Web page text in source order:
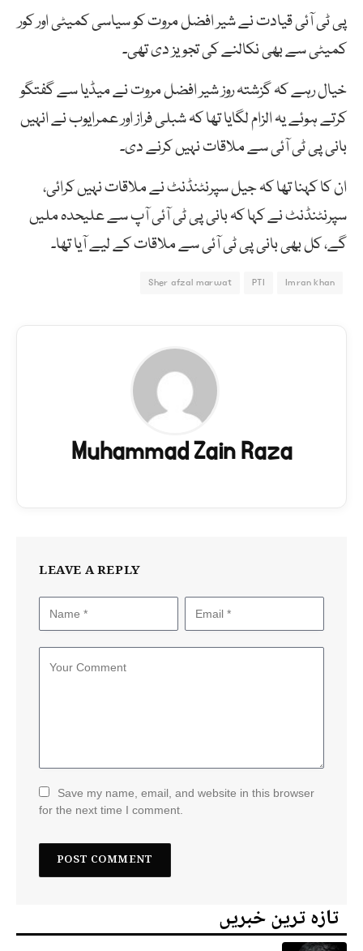
پی ٹی آئی قیادت نے شیر افضل مروت کو سیاسی کمیٹی اور کور
کمیٹی سے بھی نکالنے کی تجویز دی تھی۔
خیال رہے کہ گزشتہ روز شیر افضل مروت نے میڈیا سے گفتگو
کرتے ہوئے یہ الزام لگایا تھا کہ شبلی فراز اور عمرایوب نے انہیں
بانی پی ٹی آئی سے ملاقات نہیں کرنے دی۔
ان کا کہنا تھا کہ جیل سپرنٹنڈنٹ نے ملاقات نہیں کرائی،
سپرنٹنڈنٹ نے کہا کہ بانی پی ٹی آئی آپ سے علیحدہ ملیں
گے، کل بھی بانی پی ٹی آئی سے ملاقات کے لیے آیا تھا۔
Imran khan
PTI
Sher afzal marwat
Muhammad Zain Raza
LEAVE A REPLY
Save my name, email, and website in this browser
for the next time I comment.
تازہ ترین خبریں